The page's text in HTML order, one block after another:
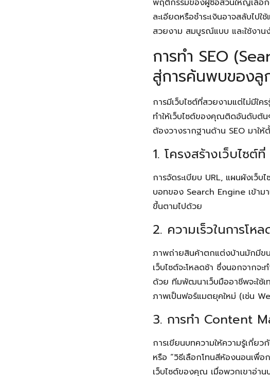
พฤติกรรมของผู้ซื้อส่วนใหญ่เลือก
ละเอียดหรือชำระเงินอาจสลับไ
สวยงาม สมบูรณ์แบบ และใช้งา
การทำ SEO
สู่การค้นพบของลู
การมีเว็บไซต์ที่สวยงามแต่ไม่มีใ
ทำให้เว็บไซต์ของคุณติดอันดับต้
ต้องวางรากฐานด้าน SEO มาใ
1. โครงสร้างเว็บไซ
การจัดระเบียบ URL, แผนผังเว็
บอทของ Search Engine เข้าม
ขึ้นตามไปด้วย
2. ความเร็วในการโ
ภาพถ่ายสินค้าตกแต่งบ้านมักมีข
เว็บไซต์จะโหลดช้า ซึ่งนอกจาก
ด้วย ทีมพัฒนาเว็บมืออาชีพจะใช้
ภาพเป็นฟอร์แมตยุคใหม่ (เช่น
3. การทำ Content
การเขียนบทความให้ความรู้เกี่ย
หรือ “วิธีเลือกโทนสีห้องนอนเพื่
เว็บไซต์ของคุณ เมื่อพวกเขาอ่าน